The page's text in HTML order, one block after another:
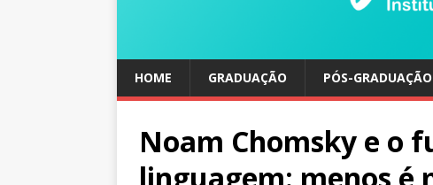
HOME GRADUAÇÃO PÓS-GRADUAÇÃO
Noam Chomsky e o